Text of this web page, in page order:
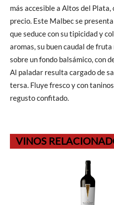
más accesible a Altos del
precio. Este Malbec se
que seduce con su tipicidad y
aromas, su buen caudal de
sobre un fondo balsámico, con
Al paladar resulta cargado de
tersa. Fluye fresco y con
regusto confitado.
VINOS